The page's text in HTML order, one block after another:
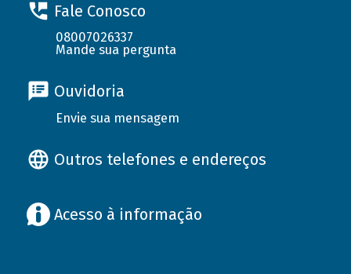
Fale Conosco
08007026337
Mande sua pergunta
Ouvidoria
Envie sua mensagem
Outros telefones e endereços
Acesso à informação